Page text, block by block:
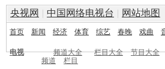
央视网 | 中国网络电视台 | 网站地图
首页 新闻 经济 体育 综艺 春晚 戏曲
电视 频道大全 栏目大全 节目大全
频道
栏目